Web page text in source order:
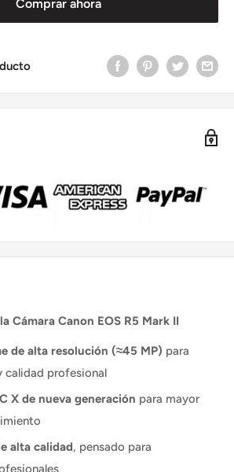
Comprar ahora
Cámara Canon EOS R5 Mark II
de alta resolución (≈45 MP) para
calidad profesional
X de nueva generación para mayor
alta calidad, pensado para